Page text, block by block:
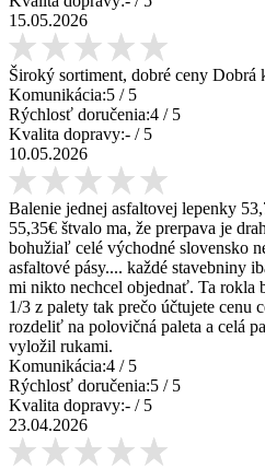
15.05.2026
Široký sortiment, dobré ceny Dobrá
Komunikácia:5 / 5
Rýchlosť doručenia:4 / 5
Kvalita dopravy:- / 5
10.05.2026
Balenie jednej asfaltovej lepenky
55,35€ štvalo ma, že prerpava je
bohužiaľ celé východné slovensko
asfaltové pásy.... každé stavebniny
mi nikto nechcel objednať. Ta rokla
1/3 z palety tak prečo účtujete cenu
rozdeliť na polovičná paleta a celá
vyložil rukami.
Komunikácia:4 / 5
Rýchlosť doručenia:5 / 5
Kvalita dopravy:- / 5
23.04.2026